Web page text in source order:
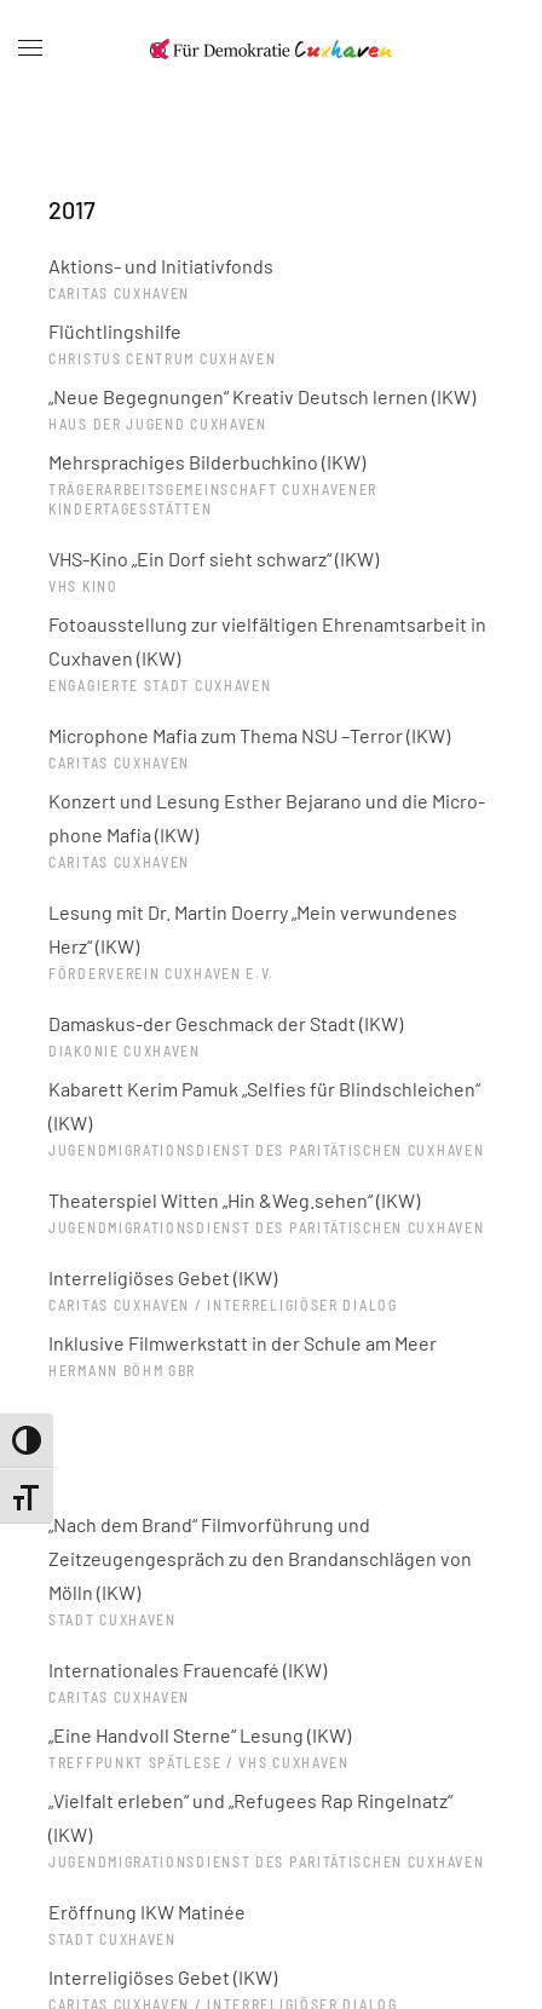
Umschalten auf hohe Kontraste
Schrift vergrößern
2017
Aktions- und Initiativfonds
CARITAS CUXHAVEN
Flüchtlingshilfe
CHRISTUS CENTRUM CUXHAVEN
„Neue Begegnungen“ Kreativ Deutsch lernen (IKW)
HAUS DER JUGEND CUXHAVEN
Mehrsprachiges Bilderbuchkino (IKW)
TRÄGERARBEITSGEMEINSCHAFT CUXHAVENER
KINDERTAGESSTÄTTEN
VHS-Kino „Ein Dorf sieht schwarz“ (IKW)
VHS KINO
Fotoausstellung zur vielfältigen Ehrenamtsarbeit in
Cuxhaven (IKW)
ENGAGIERTE STADT CUXHAVEN
Microphone Mafia zum Thema NSU –Terror (IKW)
CARITAS CUXHAVEN
Konzert und Lesung Esther Bejarano und die Micro-
phone Mafia (IKW)
CARITAS CUXHAVEN
Lesung mit Dr. Martin Doerry „Mein verwundenes
Herz“ (IKW)
FÖRDERVEREIN CUXHAVEN E.V.
Damaskus-der Geschmack der Stadt (IKW)
DIAKONIE CUXHAVEN
Kabarett Kerim Pamuk „Selfies für Blindschleichen“
(IKW)
JUGENDMIGRATIONSDIENST DES PARITÄTISCHEN CUXHAVEN
Theaterspiel Witten „Hin &Weg.sehen“ (IKW)
JUGENDMIGRATIONSDIENST DES PARITÄTISCHEN CUXHAVEN
Interreligiöses Gebet (IKW)
CARITAS CUXHAVEN / INTERRELIGIÖSER DIALOG
Inklusive Filmwerkstatt in der Schule am Meer
HERMANN BÖHM GBR
2017
„Nach dem Brand“ Filmvorführung und
Zeitzeugengespräch zu den Brandanschlägen von
Mölln (IKW)
STADT CUXHAVEN
Internationales Frauencafé (IKW)
CARITAS CUXHAVEN
„Eine Handvoll Sterne“ Lesung (IKW)
TREFFPUNKT SPÄTLESE / VHS CUXHAVEN
„Vielfalt erleben“ und „Refugees Rap Ringelnatz“
(IKW)
JUGENDMIGRATIONSDIENST DES PARITÄTISCHEN CUXHAVEN
Eröffnung IKW Matinée
STADT CUXHAVEN
Interreligiöses Gebet (IKW)
CARITAS CUXHAVEN / INTERRELIGIÖSER DIALOG